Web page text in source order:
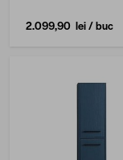
2.099,90 lei/ buc